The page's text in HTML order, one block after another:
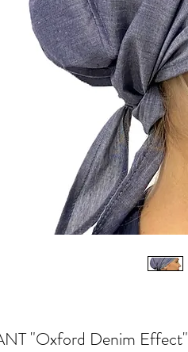
"Oxford Denim Effect"